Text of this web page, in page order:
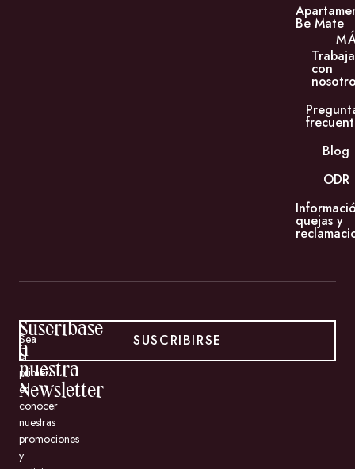
Be Mate
Trabaja
con
Blog
ODR
quejas y
Suscríbase
a
nuestra
Newsletter
Sea
el
primero
en
conocer
nuestras
promociones
y
SUSCRIBIRSE